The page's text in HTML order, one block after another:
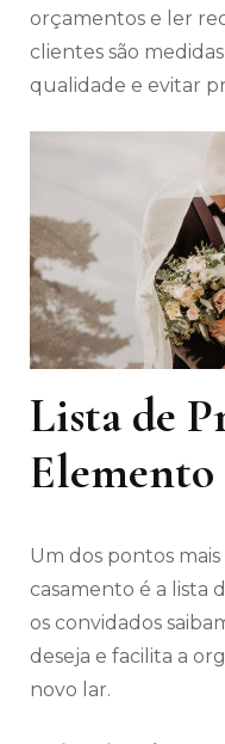
orçamentos e ler
clientes são
qualidade e evitar
Lista de
Um dos pontos
casamento é a lista
os convidados
deseja e facilita a
novo lar.